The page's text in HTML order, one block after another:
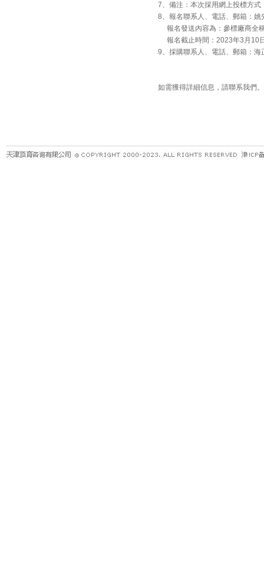
7、備注：本次採用網上投標方
8、報名聯系人、電話、郵箱：
報名發送內容為：參標廠商全
報名截止時間：2023年3月10
9、採購聯系人、電話、郵箱：
如需獲得詳細信息，請聯系我們。